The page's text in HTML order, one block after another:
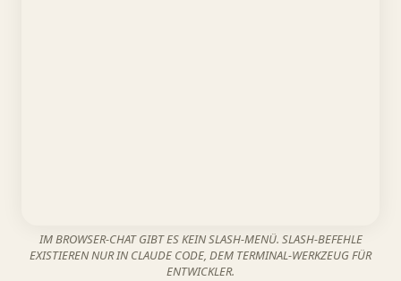
IM BROWSER-CHAT GIBT ES KEIN SLASH-MENÜ. SLASH-BEFEHLE
EXISTIEREN NUR IN CLAUDE CODE, DEM TERMINAL-WERKZEUG FÜR
ENTWICKLER.